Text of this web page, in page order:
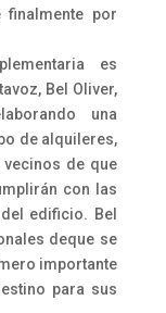
por
es
Bel Oliver,
una
de alquileres,
de que
con las
edificio. Bel
deque se
importante
para sus